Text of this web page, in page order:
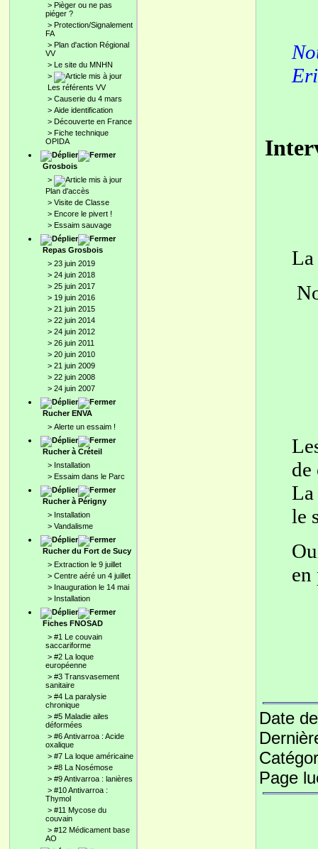
> Pièger ou ne pas
piéger ?
> Protection/Signalement
FA
> Plan d'action Régional
VV
> Le site du MNHN
>
Les référents VV
> Causerie du 4 mars
> Aide identification
> Découverte en France
> Fiche technique
OPIDA
Grosbois
>
Plan d'accès
> Visite de Classe
> Encore le pivert !
> Essaim sauvage
Repas Grosbois
> 23 juin 2019
> 24 juin 2018
> 25 juin 2017
> 19 juin 2016
> 21 juin 2015
> 22 juin 2014
> 24 juin 2012
> 26 juin 2011
> 20 juin 2010
> 21 juin 2009
> 22 juin 2008
> 24 juin 2007
Rucher ENVA
> Alerte un essaim !
Rucher à Créteil
> Installation
> Essaim dans le Parc
Rucher à Périgny
> Installation
> Vandalisme
Rucher du Fort de Sucy
> Extraction le 9 juillet
> Centre aéré un 4 juillet
> Inauguration le 14 mai
> Installation
Fiches FNOSAD
> #1 Le couvain
saccariforme
> #2 La loque
européenne
> #3 Transvasement
sanitaire
> #4 La paralysie
chronique
> #5 Maladie ailes
déformées
> #6 Antivarroa : Acide
oxalique
> #7 La loque américaine
> #8 La Nosémose
> #9 Antivarroa : lanières
> #10 Antivarroa :
Thymol
> #11 Mycose du
couvain
> #12 Médicament base
AO
La
de
La
le
en
Date
Page